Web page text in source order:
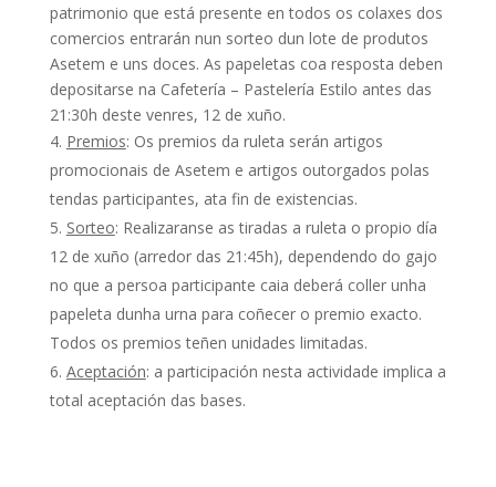
patrimonio que está presente en todos os colaxes dos
comercios entrarán nun sorteo dun lote de produtos
Asetem e uns doces. As papeletas coa resposta deben
depositarse na Cafetería – Pastelería Estilo antes das
21:30h deste venres, 12 de xuño.
Premios: Os premios da ruleta serán artigos
promocionais de Asetem e artigos outorgados polas
tendas participantes, ata fin de existencias.
Sorteo: Realizaranse as tiradas a ruleta o propio día
12 de xuño (arredor das 21:45h), dependendo do gajo
no que a persoa participante caia deberá coller unha
papeleta dunha urna para coñecer o premio exacto.
Todos os premios teñen unidades limitadas.
Aceptación: a participación nesta actividade implica a
total aceptación das bases.